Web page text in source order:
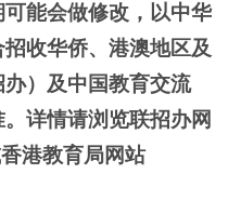
能会做修改，以中华
收华侨、港澳地区及
）及中国教育交流
。详情请浏览联招办网
港教育局网站